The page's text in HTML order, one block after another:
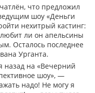
что предложил
шоу «Деньги
нехитрый кастинг:
ли он апельсины
Осталось последнее
Урганта.
назад на «Вечерний
шоу», —
надо! Не могу я